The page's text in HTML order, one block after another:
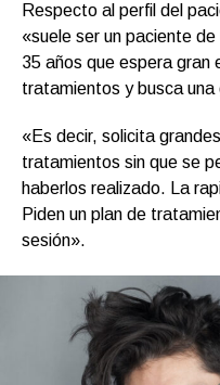
Respecto al perfil del
«suele ser un paciente
35 años que espera gran
tratamientos y busca una
«Es decir, solicita
tratamientos sin que se
haberlos realizado. La
Piden un plan de
sesión».